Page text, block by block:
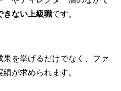
きない上級職です。
を挙げるだけでなく、ファ
が求められます。